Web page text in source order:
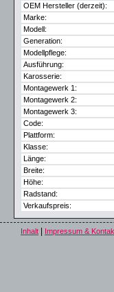
OEM Hersteller (derzeit):
Marke:
Modell:
Generation:
Modellpflege:
Ausführung:
Karosserie:
Montagewerk 1:
Montagewerk 2:
Montagewerk 3:
Code:
Plattform:
Klasse:
Länge:
Breite:
Höhe:
Radstand:
Verkaufspreis:
Inhalt Impressum &